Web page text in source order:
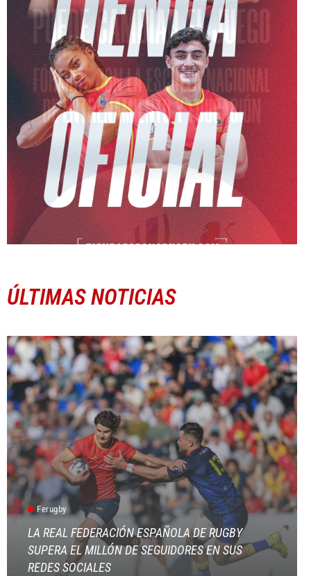
ÚLTIMAS NOTICIAS
Ferugby
LA REAL FEDERACIÓN ESPAÑOLA DE RUGBY
SUPERA EL MILLÓN DE SEGUIDORES EN SUS
REDES SOCIALES